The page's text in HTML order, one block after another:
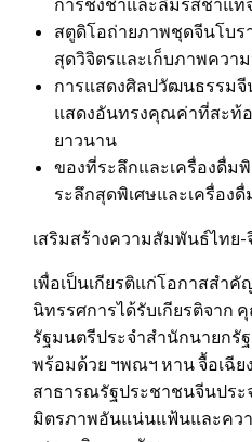
สตูดิโอถ่ายภาพชุดจีนโบร
สุดวิจิตรและเก็บภาพควา
การแสดงศิลปวัฒนธรรมจี
แสดงอันทรงคุณค่าที่สะท้
ยาวนาน
ของที่ระลึกและเครื่องดื่ม
ระลึกสุดพิเศษและเครื่องดื่
เสริมสร้างความสัมพันธ์ไทย-
เพื่อเป็นเกียรติแก่โอกาสสำ
นิทรรศการได้รับเกียรติจาก
รัฐมนตรีประจำสำนักนายกรั
พร้อมด้วย ฯพณฯ หาน จื้อเฉีย
สาธารณรัฐประชาชนจีนประ
มิตรภาพอันแน่นแฟ้นและคว